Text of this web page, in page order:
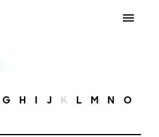
G H I J K L M N O